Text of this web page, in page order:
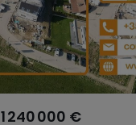
1 240 000 €